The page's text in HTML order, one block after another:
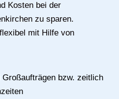
Kosten bei der
zu sparen.
mit Hilfe von
bzw. zeitlich